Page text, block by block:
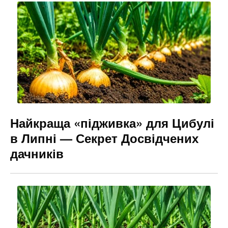
o
o
k
m n
g
er
Найкраща «підживка» для Цибулі
в Липні — Секрет Досвідчених
дачників